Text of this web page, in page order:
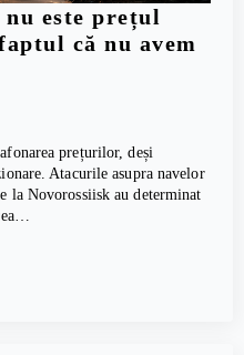
este prețul
că nu avem
prețurilor, deși
Atacurile asupra navelor
la Novorossiisk au determinat